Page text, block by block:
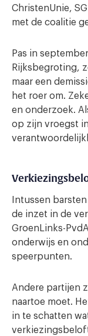
ChristenUnie,
met de coalitie
Pas in
Rijksbegroting,
maar een
het roer om.
en onderzoek.
op zijn vroegst
Intussen
de inzet in de
GroenLinks-
onderwijs en
speerpunten.
Andere partijen
naartoe moet.
in te schatten